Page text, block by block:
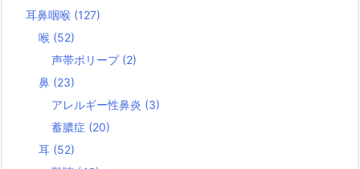
耳鼻咽喉 (127)
喉 (52)
声帯ポリープ (2)
鼻 (23)
アレルギー性鼻炎 (3)
蓄膿症 (20)
耳 (52)